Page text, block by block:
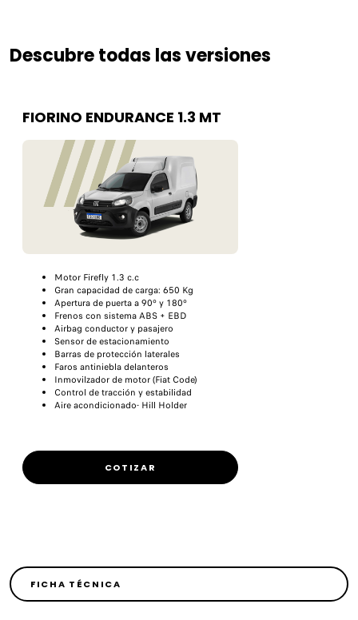
Descubre todas las versiones
FIORINO ENDURANCE 1.3 MT
Motor Firefly 1.3 c.c
Gran capacidad de carga: 650 Kg
Apertura de puerta a 90º y 180º
Frenos con sistema ABS + EBD
Airbag conductor y pasajero
Sensor de estacionamiento
Barras de protección laterales
Faros antiniebla delanteros
Inmovilzador de motor (Fiat Code)
Control de tracción y estabilidad
Aire acondicionado- Hill Holder
COTIZAR
FICHA TÉCNICA